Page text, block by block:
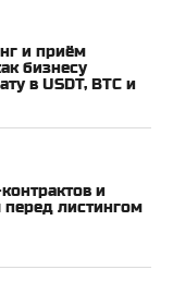
и приём
бизнесу
в USDT, BTC и
и
листингом